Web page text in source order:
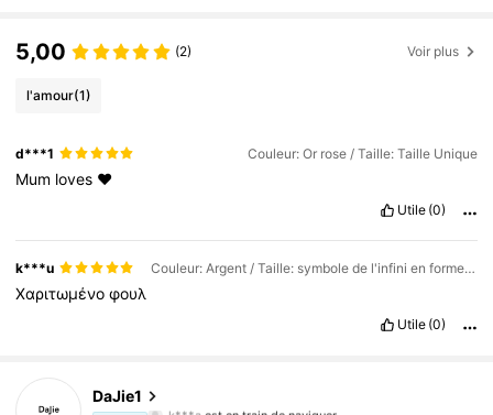
5,00 (2) Voir plus
l'amour(1)
d***1 Couleur: Or rose / Taille: Taille Unique
Mum loves ❤️
Utile (0)
k***u Couleur: Argent / Taille: symbole de l'infini en forme de cœur
Χαριτωμένοφουλ
Utile (0)
DaJie1